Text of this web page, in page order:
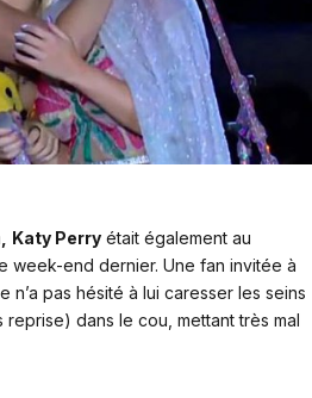
Katy Perry était également au
week-end dernier. Une fan invitée à
n’a pas hésité à lui caresser les seins
reprise) dans le cou, mettant très mal